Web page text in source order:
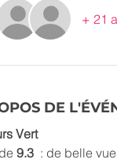
+ 21
DE
Vert
9.3 : de belle